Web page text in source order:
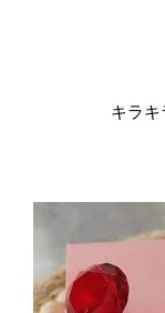
キラキ